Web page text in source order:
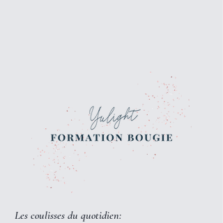
Les coulisses du quotidien: